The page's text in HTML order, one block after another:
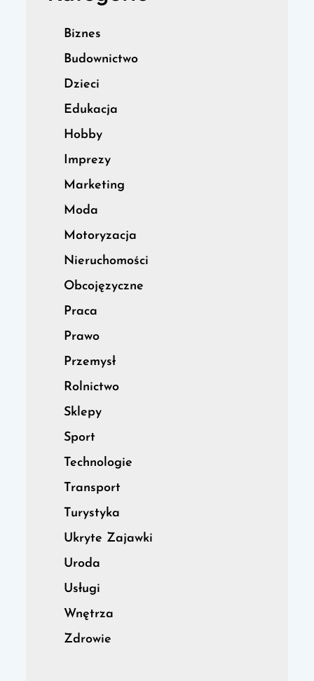
Biznes
Budownictwo
Dzieci
Edukacja
Hobby
Imprezy
Marketing
Moda
Motoryzacja
Nieruchomości
Obcojęzyczne
Praca
Prawo
Przemysł
Rolnictwo
Sklepy
Sport
Technologie
Transport
Turystyka
Ukryte Zajawki
Uroda
Usługi
Wnętrza
Zdrowie